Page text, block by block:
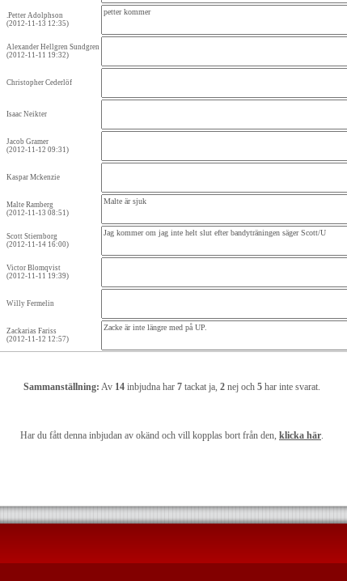
.Petter Adolphson
(2012-11-13 12:35)
Alexander Hellgren Sundgren
(2012-11-11 19:32)
Christopher Cederlöf
Isaac Neikter
Jacob Gramer
(2012-11-12 09:31)
Kaspar Mckenzie
Malte Ramberg
(2012-11-13 08:51)
Scott Stiernborg
(2012-11-14 16:00)
Victor Blomqvist
(2012-11-11 19:39)
Willy Fermelin
Zackarias Fariss
(2012-11-12 12:57)
Sammanställning: Av 14 inbjudna har 7 tackat ja, 2 nej och 5 har inte svarat.
Har du fått denna inbjudan av okänd och vill kopplas bort från den, klicka här.